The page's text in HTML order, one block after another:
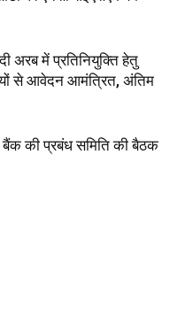
में प्रतिनियुक्ति हेतु
से आवेदन आमंत्रित, अंतिम
बैंक की प्रबंध समिति की बैठक